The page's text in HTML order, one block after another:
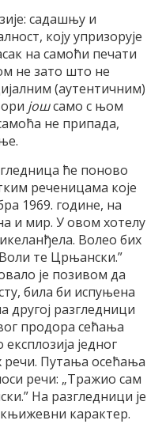
садашњу и
коју упризорује
на самоћи печати
не зато што не
(аутентичним)
јошсамо с њом
не припада,
ће поново
реченицама које
1969. године, на
и мир. У овом хотелу
Волео бих
те Црњански.”
је позивом да
била би испуњена
другој разгледници
продора сећања
једног
речи. Путања осећања
речи: „Тражио сам
На разгледници је
карактер.